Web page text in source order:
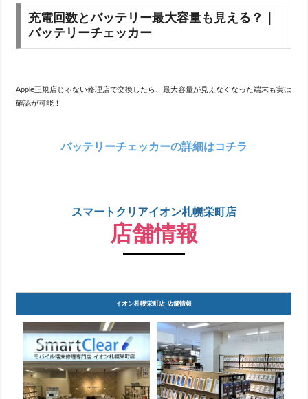
充電回数とバッテリー最大容量も見える？｜
バッテリーチェッカー
Apple正規店じゃない修理店で交換したら、最大容量が見えなくなった端末も実は
確認が可能！
バッテリーチェッカーの詳細はコチラ
スマートクリアイオン札幌栄町店
店舗情報
イオン札幌栄町店 店舗情報